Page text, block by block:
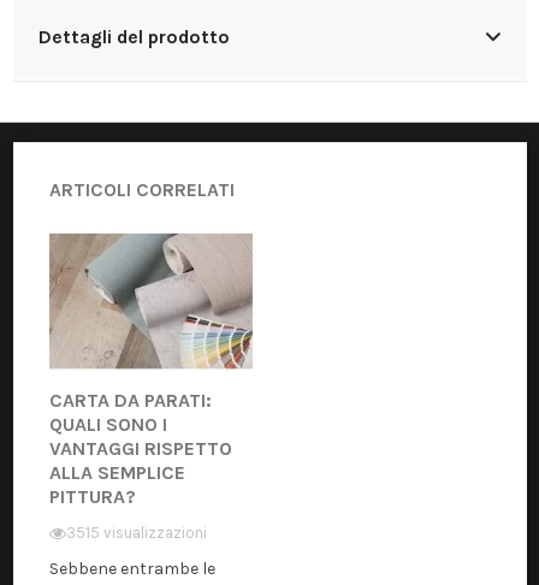
Dettagli del prodotto
ARTICOLI CORRELATI
CARTA DA PARATI:
QUALI SONO I
VANTAGGI RISPETTO
ALLA SEMPLICE
PITTURA?
3515 visualizzazioni
Sebbene entrambe le